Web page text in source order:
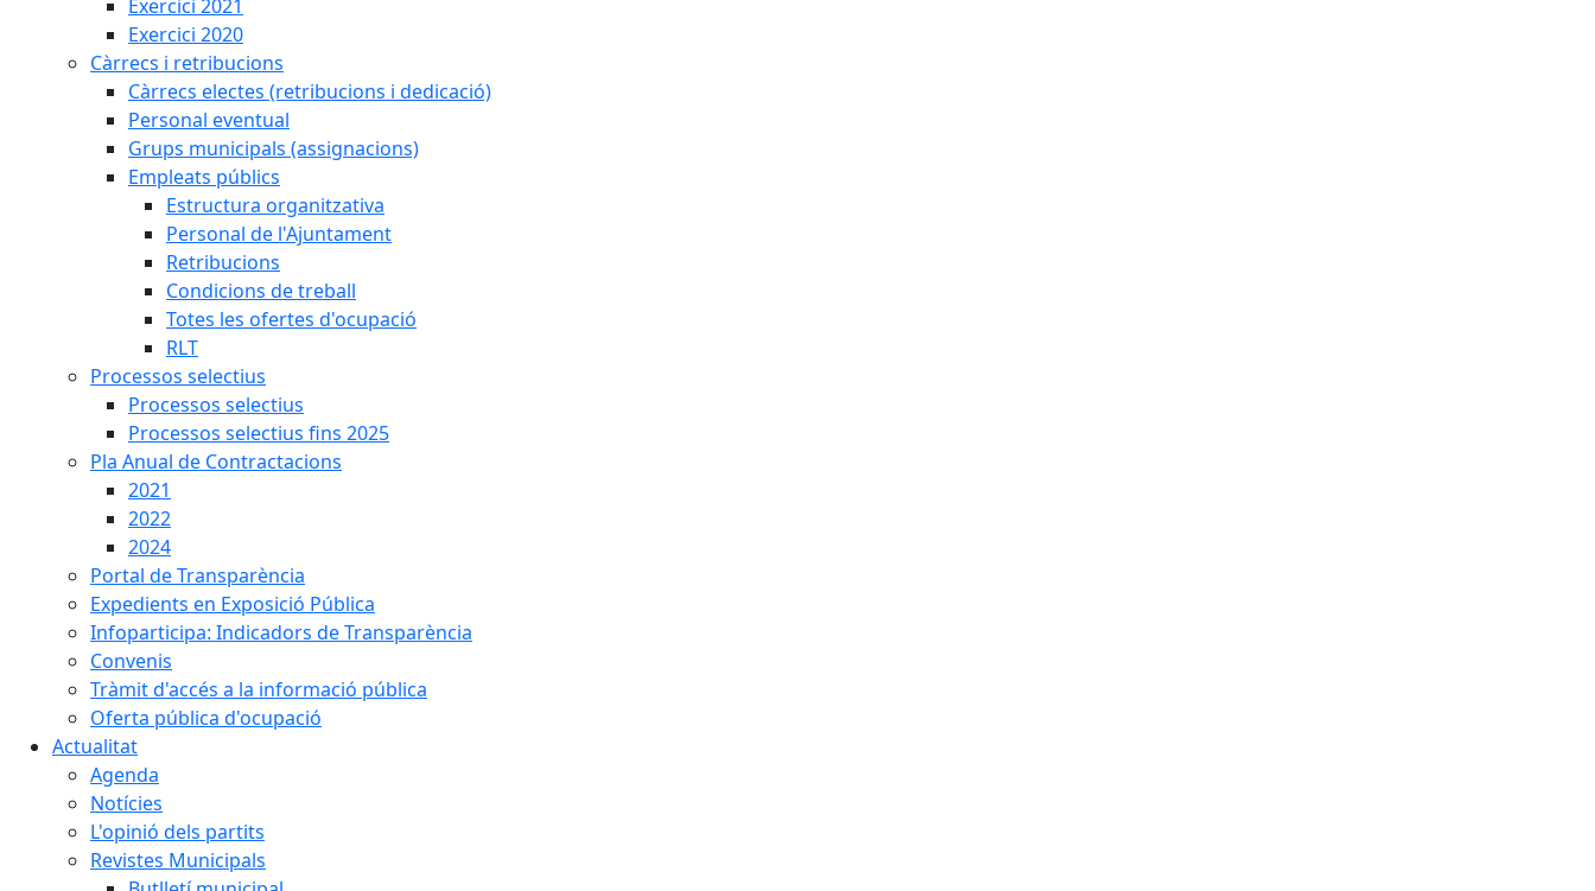
Exercici 2021
Exercici 2020
Càrrecs i retribucions
Càrrecs electes (retribucions i dedicació)
Personal eventual
Grups municipals (assignacions)
Empleats públics
Estructura organitzativa
Personal de l'Ajuntament
Retribucions
Condicions de treball
Totes les ofertes d'ocupació
RLT
Processos selectius
Processos selectius
Processos selectius fins 2025
Pla Anual de Contractacions
2021
2022
2024
Portal de Transparència
Expedients en Exposició Pública
Infoparticipa: Indicadors de Transparència
Convenis
Tràmit d'accés a la informació pública
Oferta pública d'ocupació
Actualitat
Agenda
Notícies
L'opinió dels partits
Revistes Municipals